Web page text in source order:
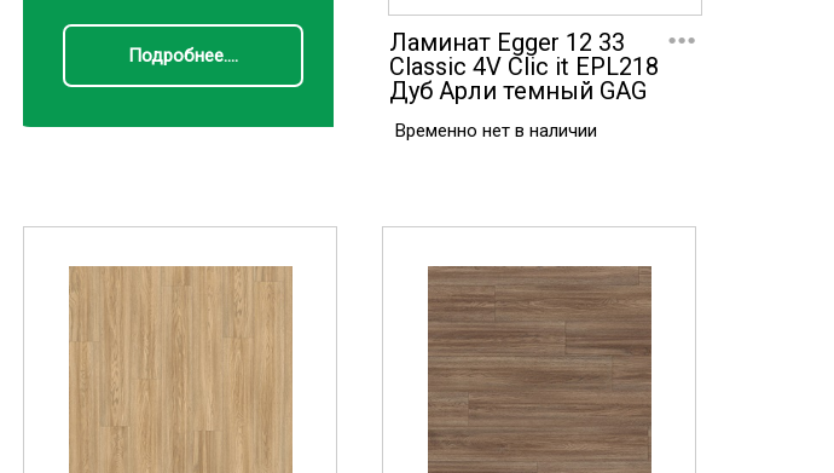
Подробнее....
Ламинат Egger 12 33
Classic 4V Clic it EPL218
Дуб Арли темный GAG
...
Временно нет в наличии